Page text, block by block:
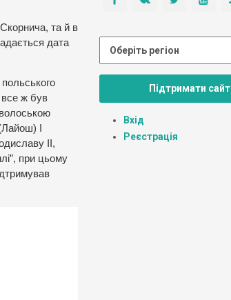
та й в
дата
все ж був
І
ІІ,
при цьому
Підтримати сайт
Вхід
Реєстрація